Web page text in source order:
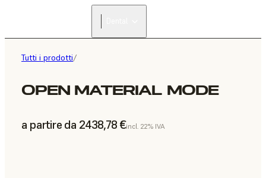
Tutti i prodotti/
OPEN MATERIAL MODE
a partire da 2438,78 €incl. 22% IVA